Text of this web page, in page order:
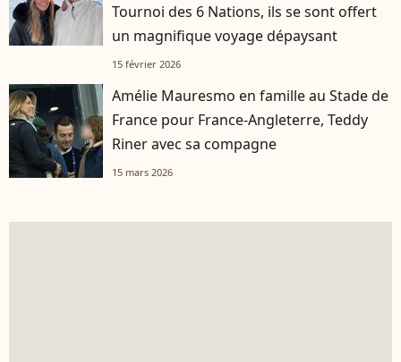
Tournoi des 6 Nations, ils se sont offert
un magnifique voyage dépaysant
15 février 2026
Amélie Mauresmo en famille au Stade de
France pour France-Angleterre, Teddy
Riner avec sa compagne
15 mars 2026